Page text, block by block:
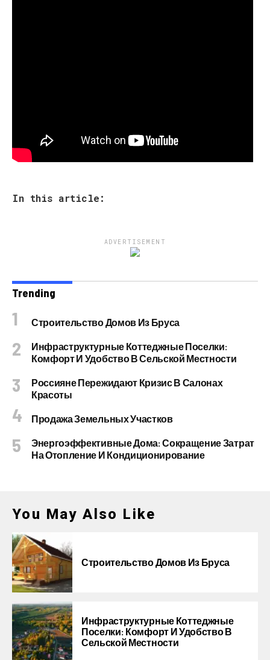
In this article:
ADVERTISEMENT
Trending
Строительство Домов Из Бруса
Инфраструктурные Коттеджные Поселки:
Комфорт И Удобство В Сельской Местности
Россияне Пережидают Кризис В Салонах
Красоты
Продажа Земельных Участков
Энергоэффективные Дома: Сокращение Затрат
На Отопление И Кондиционирование
You May Also Like
Строительство Домов Из Бруса
Инфраструктурные Коттеджные
Поселки: Комфорт И Удобство В
Сельской Местности